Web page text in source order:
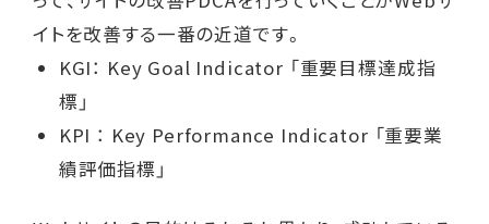
イトを改善する一番の近道です。
KGI： Key Goal Indicator 「重要目標達成指
標」
KPI ： Key Performance Indicator 「重要業
績評価指標」